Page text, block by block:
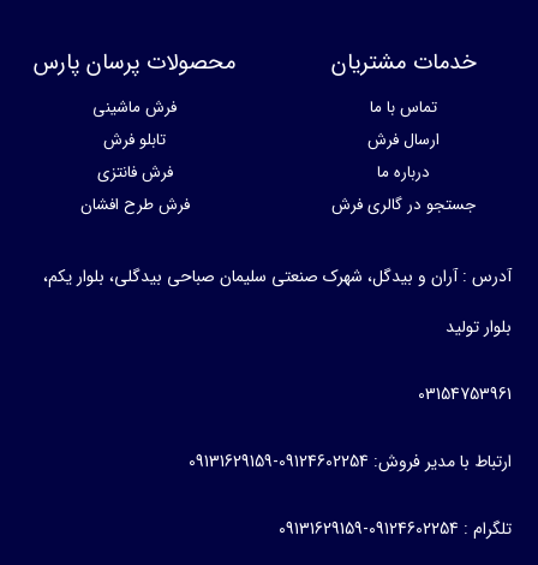
خدمات مشتریان
تماس با ما
ارسال فرش
درباره ما
جستجو در گالری فرش
محصولات پرسان پارس
فرش ماشینی
تابلو فرش
فرش فانتزی
فرش طرح افشان
آدرس : آران و بیدگل، شهرک صنعتی سلیمان صباحی بیدگلی، بلوار یکم،
بلوار تولید
03154753961
ارتباط با مدیر فروش: 09124602254-09131629159
تلگرام : 09124602254-09131629159